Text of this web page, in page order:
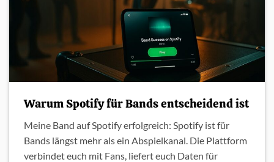
Warum Spotify für Bands entscheidend ist
Meine Band auf Spotify erfolgreich: Spotify ist für
Bands längst mehr als ein Abspielkanal. Die Plattform
verbindet euch mit Fans, liefert euch Daten für